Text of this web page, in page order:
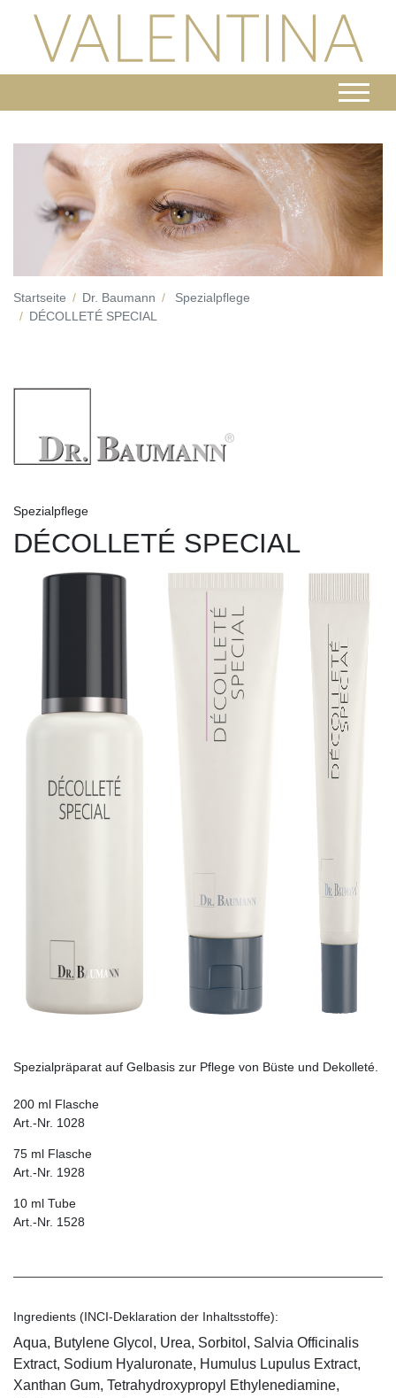
Startseite Dr. Baumann
Spezialpflege
DÉCOLLETÉ SPECIAL
Spezialpflege
DÉCOLLETÉ SPECIAL
Spezialpräparat auf Gelbasis zur Pflege von Büste und Dekolleté.
200 ml Flasche
Art.-Nr. 1028
75 ml Flasche
Art.-Nr. 1928
10 ml Tube
Art.-Nr. 1528
Ingredients (INCI-Deklaration der Inhaltsstoffe):
Aqua, Butylene Glycol, Urea, Sorbitol, Salvia Officinalis
Extract, Sodium Hyaluronate, Humulus Lupulus Extract,
Xanthan Gum, Tetrahydroxypropyl Ethylenediamine,